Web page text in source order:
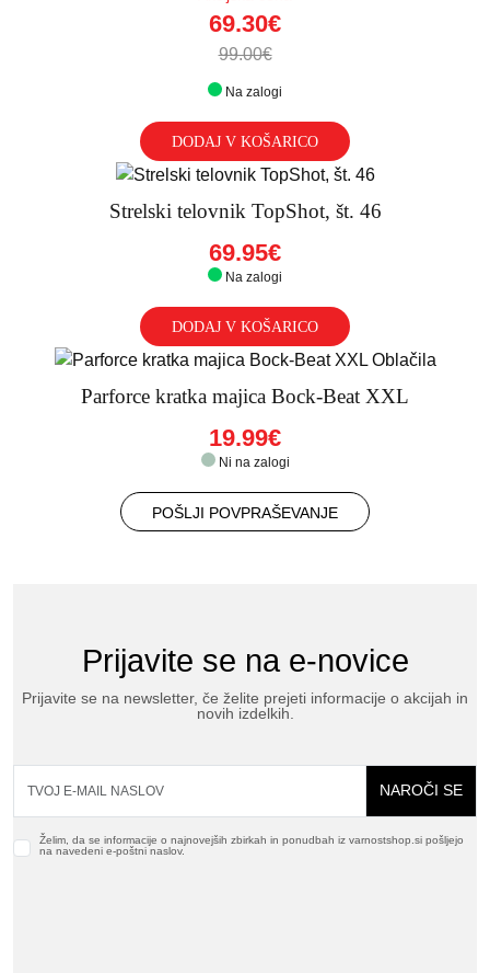
69.30€
99.00€
Na zalogi
DODAJ V KOŠARICO
Strelski telovnik TopShot, št. 46
69.95€
Na zalogi
DODAJ V KOŠARICO
Parforce kratka majica Bock-Beat XXL
19.99€
Ni na zalogi
POŠLJI POVPRAŠEVANJE
Prijavite se na e-novice
Prijavite se na newsletter, če želite prejeti informacije o akcijah in
novih izdelkih.
NAROČI SE
Želim, da se informacije o najnovejših zbirkah in ponudbah iz varnostshop.si pošljejo
na navedeni e-poštni naslov.